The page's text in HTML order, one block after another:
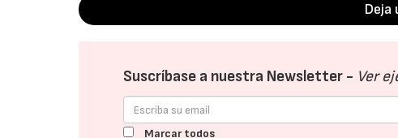
Deja
Suscríbase a nuestra Newsletter - Ver
Marcar todos